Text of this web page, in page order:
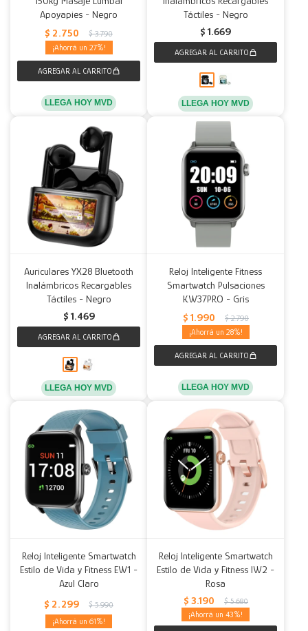
Apoyapies - Negro
$ 2.750 $ 3.790
27
LLEGA HOY MVD
Táctiles - Negro
$ 1.669
LLEGA HOY MVD
Auriculares YX28 Bluetooth
Inalámbricos Recargables
Táctiles - Negro
$ 1.469
LLEGA HOY MVD
Reloj Inteligente Fitness
Smartwatch Pulsaciones
KW37PRO - Gris
$ 1.990 $ 2.790
28
LLEGA HOY MVD
Reloj Inteligente Smartwatch
Estilo de Vida y Fitness EW1 -
Azul Claro
$ 2.299 $ 5.990
61
Reloj Inteligente Smartwatch
Estilo de Vida y Fitness IW2 -
Rosa
$ 3.190 $ 5.680
43
Fundas
Accesorios para el hogar
Herramientas
Muebles Infantiles